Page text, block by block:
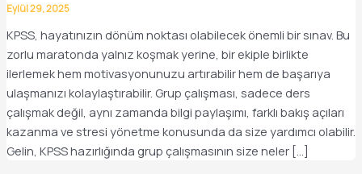
Eylül 29, 2025
KPSS, hayatınızın dönüm noktası olabilecek önemli bir sınav. Bu
zorlu maratonda yalnız koşmak yerine, bir ekiple birlikte
ilerlemek hem motivasyonunuzu artırabilir hem de başarıya
ulaşmanızı kolaylaştırabilir. Grup çalışması, sadece ders
çalışmak değil, aynı zamanda bilgi paylaşımı, farklı bakış açıları
kazanma ve stresi yönetme konusunda da size yardımcı olabilir.
Gelin, KPSS hazırlığında grup çalışmasının size neler […]